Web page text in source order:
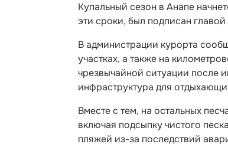
Купальный сезон в Анапе
эти сроки, был подписан
В администрации курорта
участках, а также на
чрезвычайной ситуации после
инфраструктура для
Вместе с тем, на остальных
включая подсыпку чистого
пляжей из-за последствий